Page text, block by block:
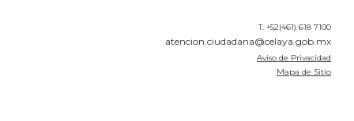
T. +52(461) 618 7100
atencion.ciudadana@celaya.gob.mx
Aviso de Privacidad
Mapa de Sitio